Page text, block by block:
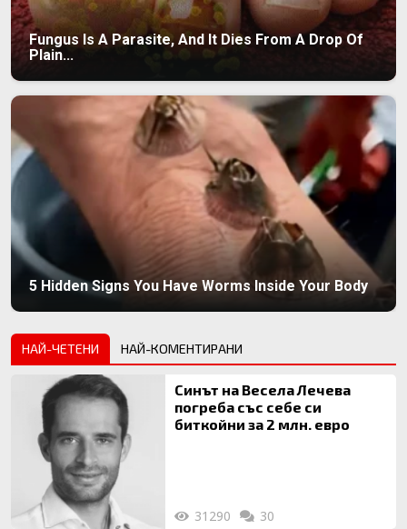
Fungus Is A Parasite, And It Dies From A Drop Of
Plain...
5 Hidden Signs You Have Worms Inside Your Body
НАЙ-ЧЕТЕНИ НАЙ-КОМЕНТИРАНИ
Синът на Весела Лечева
погреба със себе си
биткойни за 2 млн. евро
31290 30